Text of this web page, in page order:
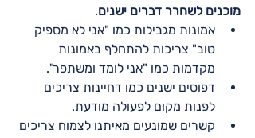
מוכנים לשחרר דברים ישנים.
אמונות מגבילות כמו "אני לא מספיק
טוב" צריכות להתחלף באמונות
מקדמות כמו "אני לומד ומשתפר".
דפוסים ישנים כמו דחיינות צריכים
לפנות מקום לפעולה מודעת.
קשרים שמונעים מאיתנו לצמוח צריכים